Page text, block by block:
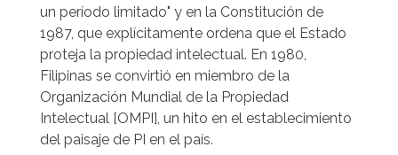
un período limitado" y en la Constitución de
1987, que explícitamente ordena que el Estado
proteja la propiedad intelectual. En 1980,
Filipinas se convirtió en miembro de la
Organización Mundial de la Propiedad
Intelectual [OMPI], un hito en el establecimiento
del paisaje de PI en el país.